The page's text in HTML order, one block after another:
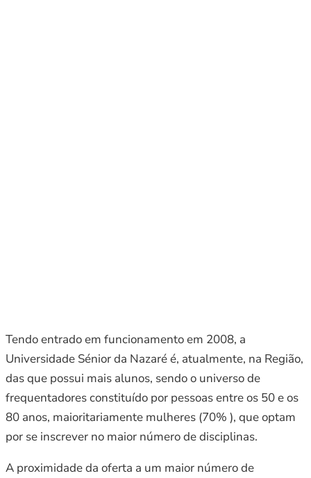
Tendo entrado em funcionamento em 2008, a
Universidade Sénior da Nazaré é, atualmente, na Região,
das que possui mais alunos, sendo o universo de
frequentadores constituído por pessoas entre os 50 e os
80 anos, maioritariamente mulheres (70% ), que optam
por se inscrever no maior número de disciplinas.
A proximidade da oferta a um maior número de